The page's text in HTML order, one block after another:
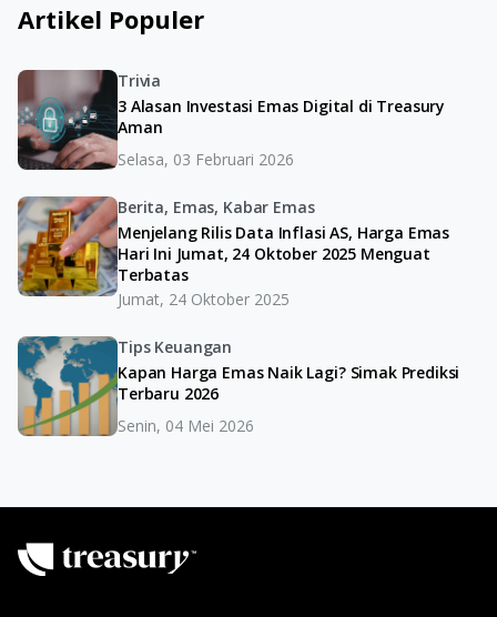
Artikel Populer
Trivia
3 Alasan Investasi Emas Digital di Treasury
Aman
Selasa, 03 Februari 2026
Berita, Emas, Kabar Emas
Menjelang Rilis Data Inflasi AS, Harga Emas
Hari Ini Jumat, 24 Oktober 2025 Menguat
Terbatas
Jumat, 24 Oktober 2025
Tips Keuangan
Kapan Harga Emas Naik Lagi? Simak Prediksi
Terbaru 2026
Senin, 04 Mei 2026